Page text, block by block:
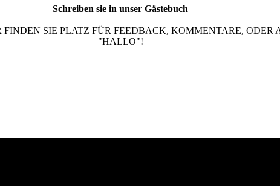
Schreiben sie in unser Gästebuch
SIE PLATZ FÜR FEEDBACK, KOMMENTARE, ODER
"HALLO"!